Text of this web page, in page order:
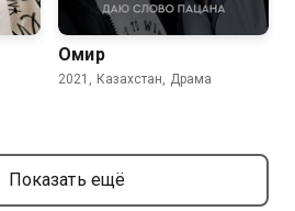
Омир
2021, Казахстан, Драма
Показать ещё